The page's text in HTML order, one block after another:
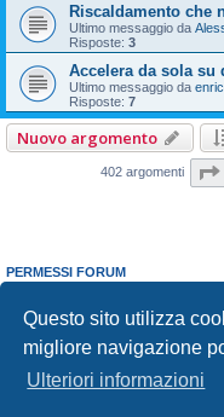
Questo sito utilizza
migliore navigazione
Ulteriori informazioni
Riscaldamento che
Ultimo messaggio da
Risposte: 3
Accelera da sola su
Ultimo messaggio da
Risposte: 7
Nuovo argomento
402 argomenti
PERMESSI FORUM
Non puoirispondere negli argomenti
Non puoimodificare i tuoi messaggi
Non puoicancellare i tuoi messaggi
Non puoi
inviare allegati